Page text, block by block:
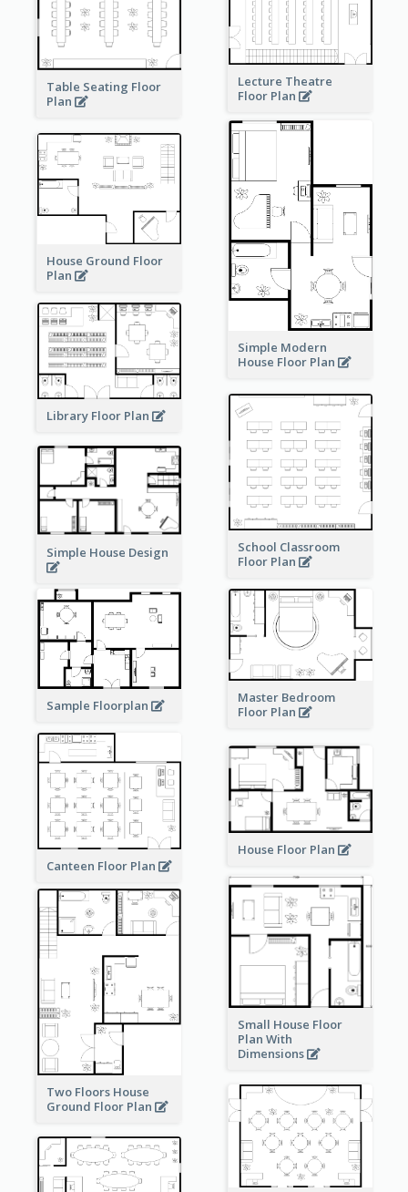
Table Seating Floor
Plan
Lecture Theatre
Floor Plan
Simple Modern
House Floor Plan
House Ground Floor
Plan
Library Floor Plan
School Classroom
Floor Plan
Simple House Design
Sample Floorplan
Master Bedroom
Floor Plan
Canteen Floor Plan
House Floor Plan
Small House Floor
Plan With
Dimensions
Two Floors House
Ground Floor Plan